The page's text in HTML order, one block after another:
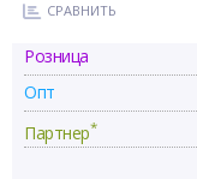
СРАВНИТЬ
Розница
Опт
Партнер*